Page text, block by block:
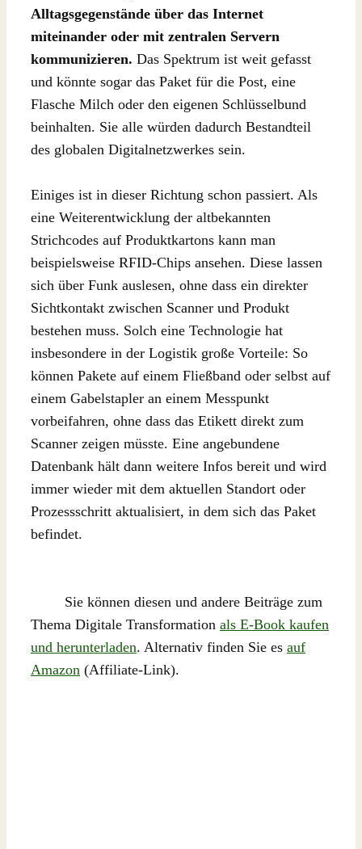
Alltagsgegenstände über das Internet
miteinander oder mit zentralen Servern
kommunizieren. Das Spektrum ist weit gefasst
und könnte sogar das Paket für die Post, eine
Flasche Milch oder den eigenen Schlüsselbund
beinhalten. Sie alle würden dadurch Bestandteil
des globalen Digitalnetzwerkes sein.
Einiges ist in dieser Richtung schon passiert. Als
eine Weiterentwicklung der altbekannten
Strichcodes auf Produktkartons kann man
beispielsweise RFID-Chips ansehen. Diese lassen
sich über Funk auslesen, ohne dass ein direkter
Sichtkontakt zwischen Scanner und Produkt
bestehen muss. Solch eine Technologie hat
insbesondere in der Logistik große Vorteile: So
können Pakete auf einem Fließband oder selbst auf
einem Gabelstapler an einem Messpunkt
vorbeifahren, ohne dass das Etikett direkt zum
Scanner zeigen müsste. Eine angebundene
Datenbank hält dann weitere Infos bereit und wird
immer wieder mit dem aktuellen Standort oder
Prozessschritt aktualisiert, in dem sich das Paket
befindet.
Sie können diesen und andere Beiträge zum
Thema Digitale Transformation als E-Book kaufen
und herunterladen. Alternativ finden Sie es auf
Amazon (Affiliate-Link).